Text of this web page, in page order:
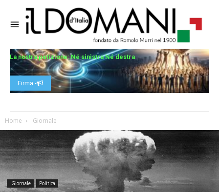
La nostra petizione: Né sinistra Né destra
Firma -
Home Giornale
Giornale Politica